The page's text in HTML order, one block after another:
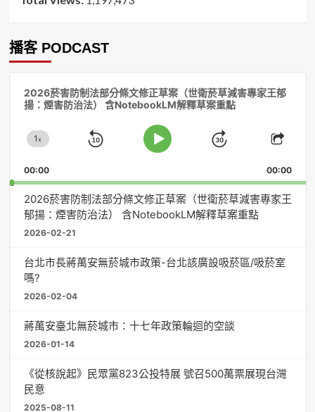
播客 PODCAST
2026菸害防制法部分條文修正草案（世衛菸草減害專家王郁
揚：煙害防治法） 含NotebookLM解釋草案重點
Change
Rate
1x
Skip
Play
Jump
Forward
Share
00:00 00:00
2026菸害防制法部分條文修正草案（世衛菸草減害專家王
郁揚：煙害防治法） 含NotebookLM解釋草案重點
2026-02-21
台北市長蔣萬安無菸城市政策-台北該廣設吸菸區/吸菸室
嗎?
2026-02-04
蔣萬安臺北無菸城市：十七年政策輪迴的空談
2026-01-14
《從核說起》民眾黨823公投特展 號召500萬票展現台灣
民意
2025-08-11